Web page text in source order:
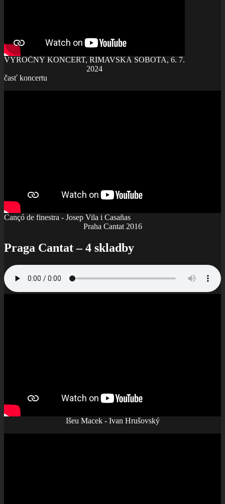
VÝROČNÝ KONCERT, RIMAVSKÁ SOBOTA, 6. 7.
2024
časť koncertu
Cançó de finestra - Josep Vila i Casañas
Praha Cantat 2016
Praga Cantat – 4 skladby
Išeu Macek - Ivan Hrušovský